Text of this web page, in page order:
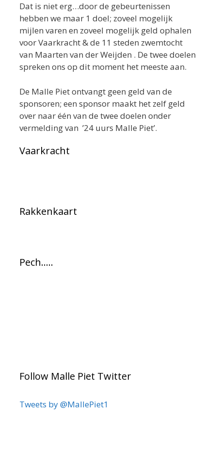
Dat is niet erg…door de gebeurtenissen
hebben we maar 1 doel; zoveel mogelijk
mijlen varen en zoveel mogelijk geld ophalen
voor Vaarkracht & de 11 steden zwemtocht
van Maarten van der Weijden . De twee doelen
spreken ons op dit moment het meeste aan.
De Malle Piet ontvangt geen geld van de
sponsoren; een sponsor maakt het zelf geld
over naar één van de twee doelen onder
vermelding van ’24 uurs Malle Piet’.
Vaarkracht
Rakkenkaart
Pech…..
Follow Malle Piet Twitter
Tweets by @MallePiet1